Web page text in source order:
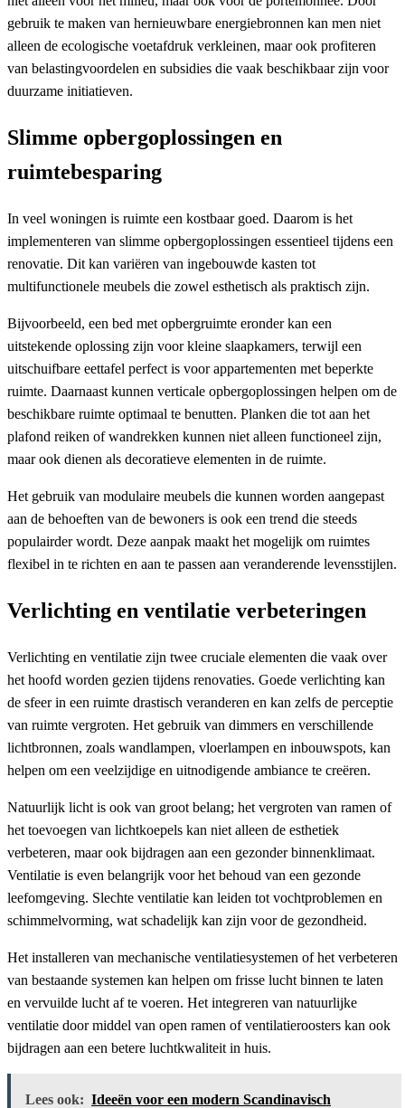
gebruik te maken van hernieuwbare energiebronnen kan men niet
alleen de ecologische voetafdruk verkleinen, maar ook profiteren
van belastingvoordelen en subsidies die vaak beschikbaar zijn voor
duurzame initiatieven.
Slimme opbergoplossingen en
ruimtebesparing
In veel woningen is ruimte een kostbaar goed. Daarom is het
implementeren van slimme opbergoplossingen essentieel tijdens een
renovatie. Dit kan variëren van ingebouwde kasten tot
multifunctionele meubels die zowel esthetisch als praktisch zijn.
Bijvoorbeeld, een bed met opbergruimte eronder kan een
uitstekende oplossing zijn voor kleine slaapkamers, terwijl een
uitschuifbare eettafel perfect is voor appartementen met beperkte
ruimte. Daarnaast kunnen verticale opbergoplossingen helpen om de
beschikbare ruimte optimaal te benutten. Planken die tot aan het
plafond reiken of wandrekken kunnen niet alleen functioneel zijn,
maar ook dienen als decoratieve elementen in de ruimte.
Het gebruik van modulaire meubels die kunnen worden aangepast
aan de behoeften van de bewoners is ook een trend die steeds
populairder wordt. Deze aanpak maakt het mogelijk om ruimtes
flexibel in te richten en aan te passen aan veranderende levensstijlen.
Verlichting en ventilatie verbeteringen
Verlichting en ventilatie zijn twee cruciale elementen die vaak over
het hoofd worden gezien tijdens renovaties. Goede verlichting kan
de sfeer in een ruimte drastisch veranderen en kan zelfs de perceptie
van ruimte vergroten. Het gebruik van dimmers en verschillende
lichtbronnen, zoals wandlampen, vloerlampen en inbouwspots, kan
helpen om een veelzijdige en uitnodigende ambiance te creëren.
Natuurlijk licht is ook van groot belang; het vergroten van ramen of
het toevoegen van lichtkoepels kan niet alleen de esthetiek
verbeteren, maar ook bijdragen aan een gezonder binnenklimaat.
Ventilatie is even belangrijk voor het behoud van een gezonde
leefomgeving. Slechte ventilatie kan leiden tot vochtproblemen en
schimmelvorming, wat schadelijk kan zijn voor de gezondheid.
Het installeren van mechanische ventilatiesystemen of het verbeteren
van bestaande systemen kan helpen om frisse lucht binnen te laten
en vervuilde lucht af te voeren. Het integreren van natuurlijke
ventilatie door middel van open ramen of ventilatieroosters kan ook
bijdragen aan een betere luchtkwaliteit in huis.
Lees ook: Ideeën voor een modern Scandinavisch